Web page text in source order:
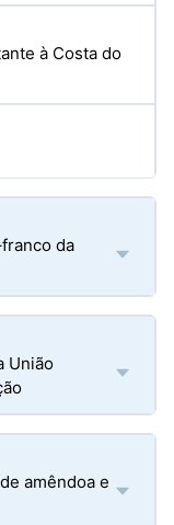
à Costa do
da
União
amêndoa e